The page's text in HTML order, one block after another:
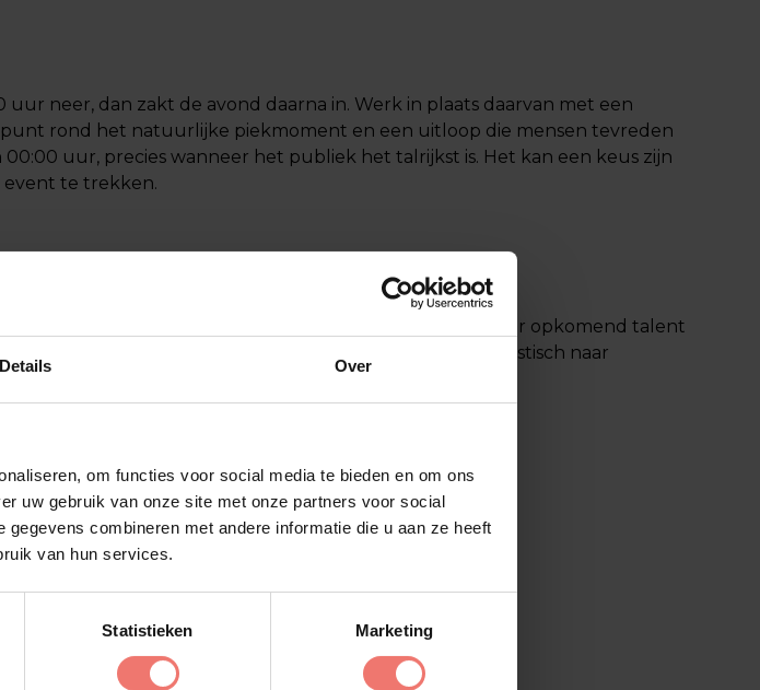
Details Over
om functies voor social media te bieden en om ons
uw gebruik van onze site met onze partners voor social
combineren met andere informatie die u aan ze heeft
van hun services.
Statistieken Marketing
neer, dan zakt de avond daarna in. Werk in plaats daarvan met een
rond het natuurlijke piekmoment en een uitloop die mensen tevreden
uur, precies wanneer het publiek het talrijkst is. Het kan een keus zijn
te trekken.
headliner verkoopt kaarten en trekt publiek, maar opkomend talent
met genre-overgangen: een abrupte sprong van akoestisch naar
talent
bereik